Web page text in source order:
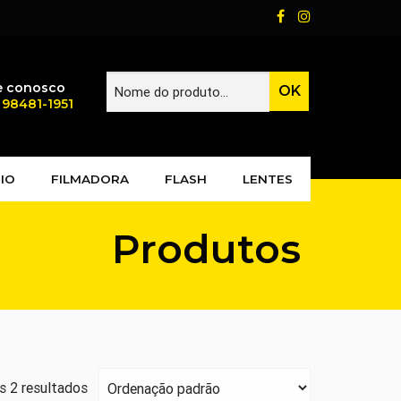
conosco
1951
FILMADORA FLASH LENTES
Produtos
2 resultados